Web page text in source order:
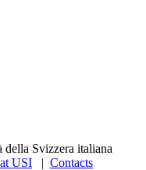
Svizzera italiana
USI | Contacts